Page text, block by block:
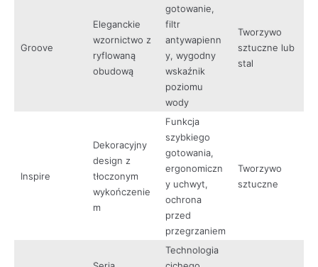
Groove
Eleganckie
wzornictwo z
ryflowaną
obudową
gotowanie,
filtr
antywapienn
y, wygodny
wskaźnik
poziomu
wody
Tworzywo
sztuczne lub
stal
Inspire
Dekoracyjny
design z
tłoczonym
wykończenie
m
Funkcja
szybkiego
gotowania,
ergonomiczn
y uchwyt,
ochrona
przed
przegrzaniem
Tworzywo
sztuczne
Technologia